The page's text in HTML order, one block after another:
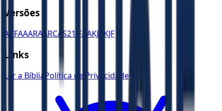
Versões
ACFAAARA ARCAS21 JFAAKJA KJF
Links
Ler a Bíblia Política de Privacidade